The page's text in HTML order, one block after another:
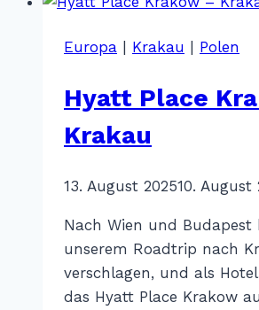
Europa | Krakau | Polen
Hyatt Place
Krakau
VonKatharina
13. August 202510. August
Nach Wien und
unserem Roadtrip nach
verschlagen, und als
das Hyatt Place Krakow